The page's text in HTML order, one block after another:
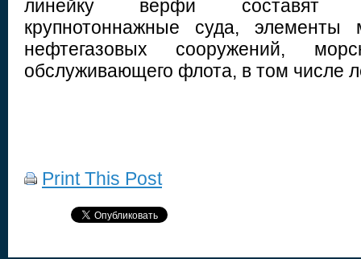
линейку верфи составят
крупнотоннажные суда,
нефтегазовых сооружений,
обслуживающего флота, в том числе
Print This Post